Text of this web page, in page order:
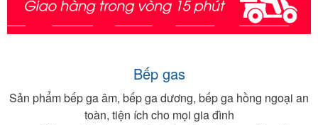
Bếp gas
Sản phẩm bếp ga âm, bếp ga dương, bếp ga hồng ngoại an
toàn, tiện ích cho mọi gia đình